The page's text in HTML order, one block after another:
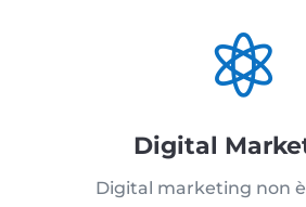

Digital
Digital marketing non è